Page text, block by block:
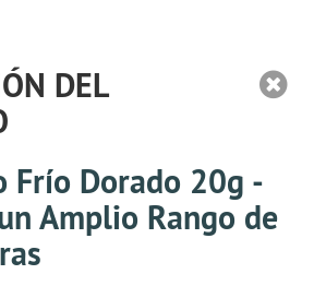
DEL
Frío Dorado 20g -
Amplio Rango de